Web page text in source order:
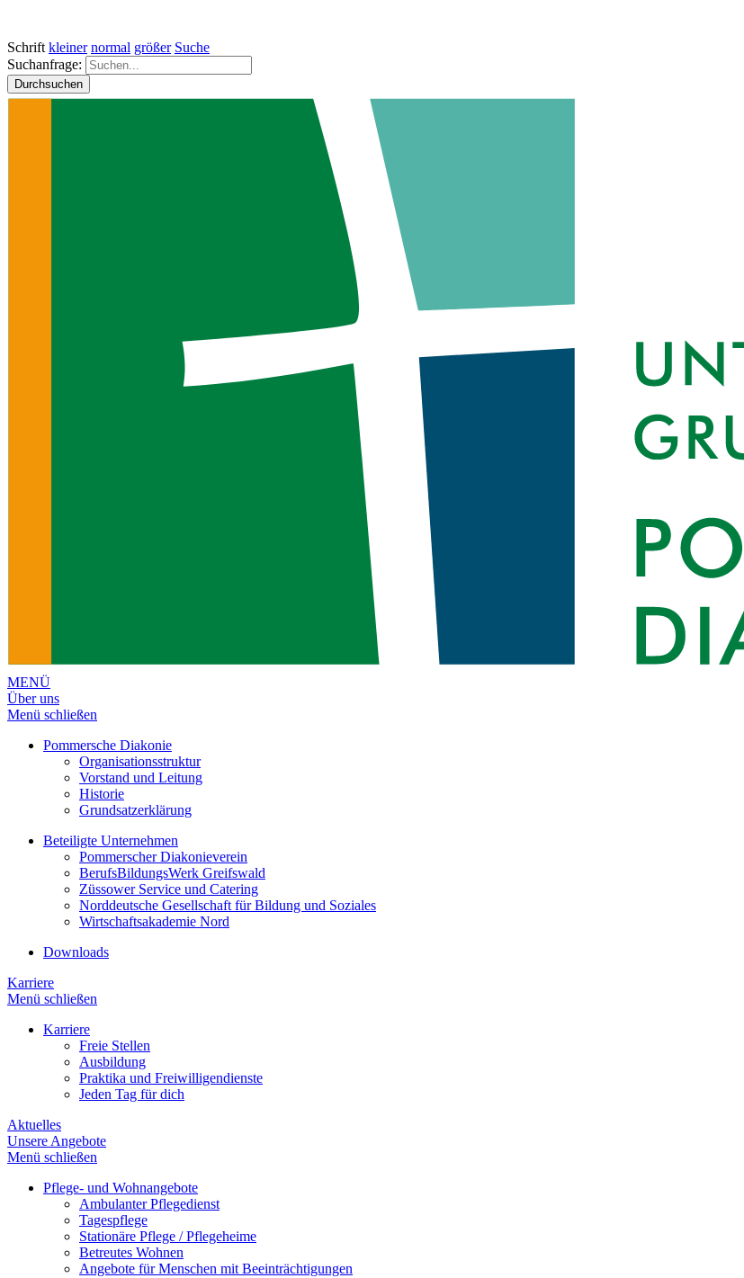
Schrift kleiner normal größer Suche
Suchanfrage:
Durchsuchen
MENÜ
Über uns
Menü schließen
Pommersche Diakonie
Organisationsstruktur
Vorstand und Leitung
Historie
Grundsatzerklärung
Beteiligte Unternehmen
Pommerscher Diakonieverein
BerufsBildungsWerk Greifswald
Züssower Service und Catering
Norddeutsche Gesellschaft für Bildung und Soziales
Wirtschaftsakademie Nord
Downloads
Karriere
Menü schließen
Karriere
Freie Stellen
Ausbildung
Praktika und Freiwilligendienste
Jeden Tag für dich
Aktuelles
Unsere Angebote
Menü schließen
Pflege- und Wohnangebote
Ambulanter Pflegedienst
Tagespflege
Stationäre Pflege / Pflegeheime
Betreutes Wohnen
Angebote für Menschen mit Beeinträchtigungen